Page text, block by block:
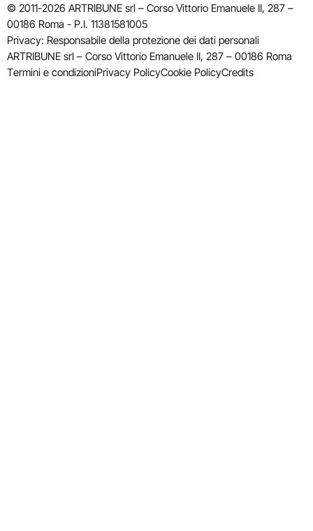
© 2011-2026 ARTRIBUNE srl – Corso Vittorio Emanuele II, 287 –
00186 Roma - P.I. 11381581005
Privacy: Responsabile della protezione dei dati personali
ARTRIBUNE srl – Corso Vittorio Emanuele II, 287 – 00186 Roma
Termini e condizioniPrivacy PolicyCookie PolicyCredits